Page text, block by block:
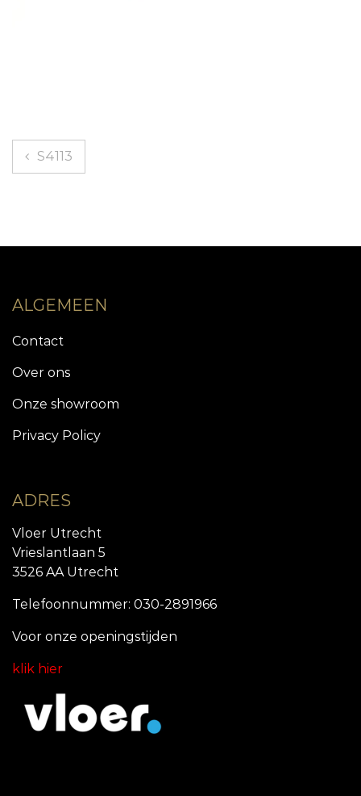
Bericht
navigatie
S4113
ALGEMEEN
Contact
Over ons
Onze showroom
Privacy Policy
ADRES
Vloer Utrecht
Vrieslantlaan 5
3526 AA Utrecht
Telefoonnummer: 030-2891966
Voor onze openingstijden
klik hier